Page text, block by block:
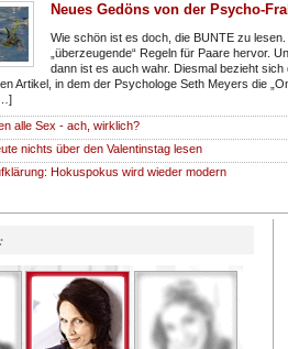
Neues Gedöns von der Psycho-
Wie schön ist es doch, die BUNTE zu
„überzeugende“ Regeln für Paare hervor.
dann ist es auch wahr. Diesmal bezieht
Artikel, in dem der Psychologe Seth Meyers die
alle Sex - ach, wirklich?
nichts über den Valentinstag lesen
Hokuspokus wird wieder modern